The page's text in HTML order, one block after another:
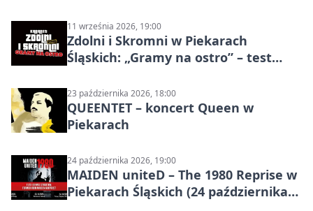
11 września 2026, 19:00
Zdolni i Skromni w Piekarach
Śląskich: „Gramy na ostro” – test
23 października 2026, 18:00
QUEENTET – koncert Queen w
Piekarach
24 października 2026, 19:00
MAIDEN uniteD – The 1980 Reprise w
Piekarach Śląskich (24 października